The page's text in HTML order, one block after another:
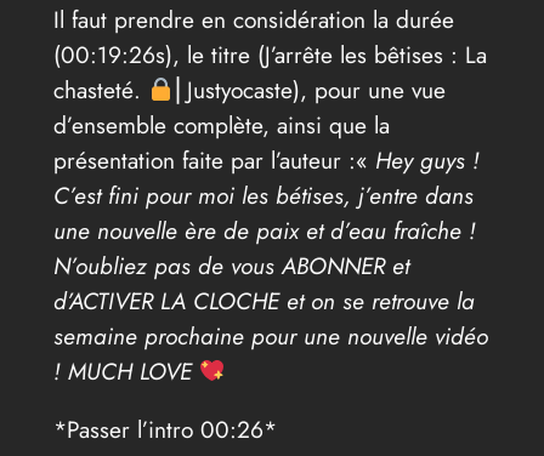
Il faut prendre en considération la durée
(00:19:26s), le titre (J’arrête les bêtises : La
chasteté.
⎢Justyocaste), pour une vue
d’ensemble complète, ainsi que la
présentation faite par l’auteur :« Hey guys !
C’est fini pour moi les bétises, j’entre dans
une nouvelle ère de paix et d’eau fraîche !
N’oubliez pas de vous ABONNER et
d’ACTIVER LA CLOCHE et on se retrouve la
semaine prochaine pour une nouvelle vidéo
! MUCH LOVE
*Passer l’intro 00:26*